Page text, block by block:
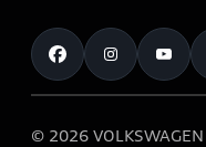
カタログ一覧
車検 / 定期点検
e-tronアフターサポート
クオリティ
保証
メンテナンス
お知らせ
オーナー様向けキャンペ
© 2026